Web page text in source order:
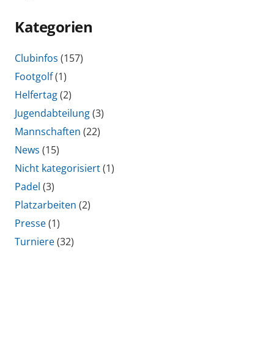
Kategorien
Clubinfos (157)
Footgolf(1)
Helfertag(2)
Jugendabteilung(3)
Mannschaften (22)
News (15)
Nicht kategorisiert(1)
Padel (3)
Platzarbeiten (2)
Presse(1)
Turniere(32)